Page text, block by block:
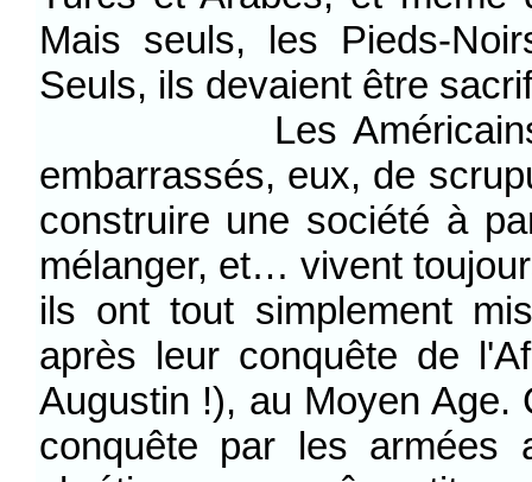
Mais seuls, les Pieds-
Seuls, ils devaient être
Les Américains, les
embarrassés, eux, de
construire une société à
mélanger, et… vivent
ils ont tout simplement
après leur conquête de
Augustin !), au Moyen Age.
conquête par les armées